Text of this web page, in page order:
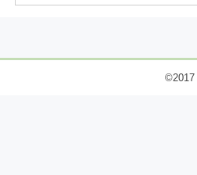
©2017